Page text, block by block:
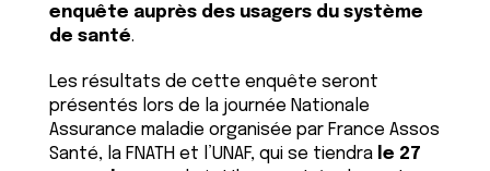
enquête auprès des usagers du système
de santé.
Les résultats de cette enquête seront
présentés lors de la journée Nationale
Assurance maladie organisée par France Assos
Santé, la FNATH et l’UNAF, qui se tiendra le 27